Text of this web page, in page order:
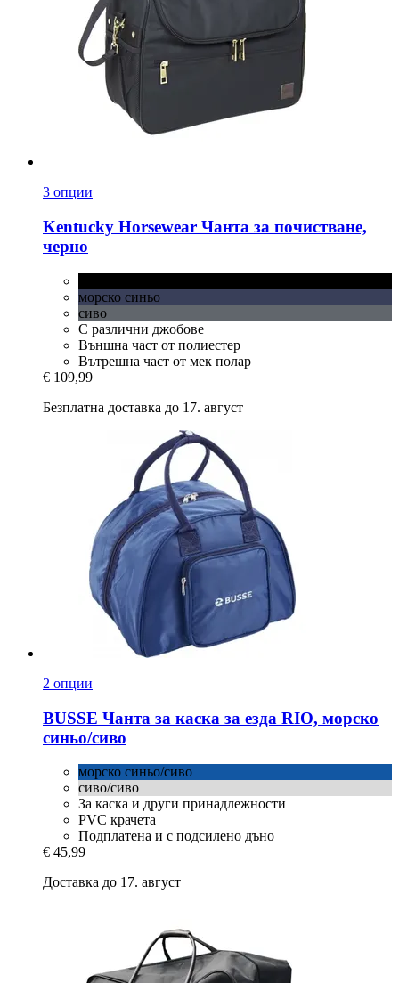
3 опции
Kentucky Horsewear Чанта за почистване,
черно
морско синьо
сиво
С различни джобове
Външна част от полиестер
Вътрешна част от мек полар
€ 109,99
Безплатна доставка до 17. август
2 опции
BUSSE Чанта за каска за езда RIO, морско
синьо/сиво
морско синьо/сиво
сиво/сиво
За каска и други принадлежности
PVC крачета
Подплатена и с подсилено дъно
€ 45,99
Доставка до 17. август